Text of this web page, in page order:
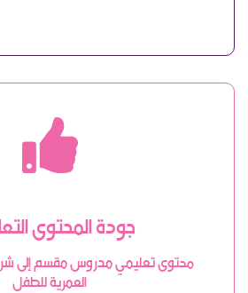
جودة المحتوى
محتوى تعليمي مدروس مقسم إلى
العمرية للطفل